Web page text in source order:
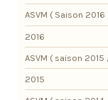
ASVM ( Saison 2016
2016
ASVM ( saison 2015
2015